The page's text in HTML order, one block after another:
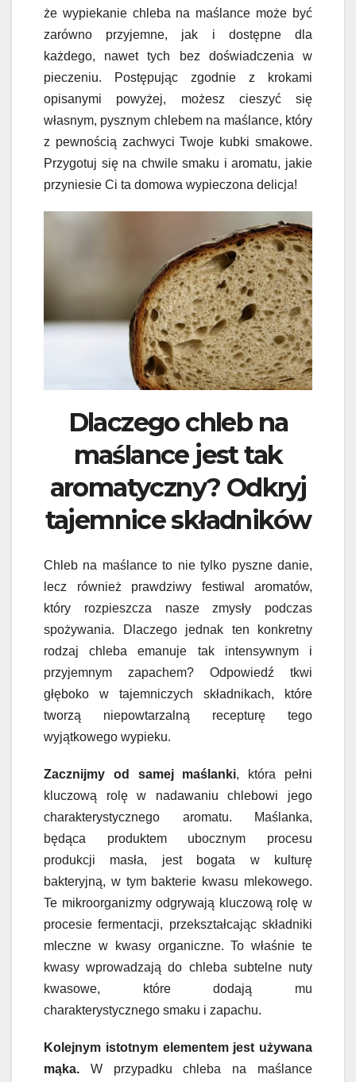
że wypiekanie chleba na maślance może być
zarówno przyjemne, jak i dostępne dla
każdego, nawet tych bez doświadczenia w
pieczeniu. Postępując zgodnie z krokami
opisanymi powyżej, możesz cieszyć się
własnym, pysznym chlebem na maślance, który
z pewnością zachwyci Twoje kubki smakowe.
Przygotuj się na chwile smaku i aromatu, jakie
przyniesie Ci ta domowa wypieczona delicja!
Dlaczego chleb na
maślance jest tak
aromatyczny? Odkryj
tajemnice składników
Chleb na maślance to nie tylko pyszne danie,
lecz również prawdziwy festiwal aromatów,
który rozpieszcza nasze zmysły podczas
spożywania. Dlaczego jednak ten konkretny
rodzaj chleba emanuje tak intensywnym i
przyjemnym zapachem? Odpowiedź tkwi
głęboko w tajemniczych składnikach, które
tworzą niepowtarzalną recepturę tego
wyjątkowego wypieku.
Zacznijmy od samej maślanki, która pełni
kluczową rolę w nadawaniu chlebowi jego
charakterystycznego aromatu. Maślanka,
będąca produktem ubocznym procesu
produkcji masła, jest bogata w kulturę
bakteryjną, w tym bakterie kwasu mlekowego.
Te mikroorganizmy odgrywają kluczową rolę w
procesie fermentacji, przekształcając składniki
mleczne w kwasy organiczne. To właśnie te
kwasy wprowadzają do chleba subtelne nuty
kwasowe, które dodają mu
charakterystycznego smaku i zapachu.
Kolejnym istotnym elementem jest używana
mąka. W przypadku chleba na maślance